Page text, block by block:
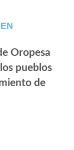
pueblos
de